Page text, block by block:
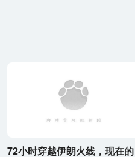
72小时穿越伊朗火线，现在的